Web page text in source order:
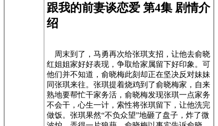
跟我的前妻谈恋爱 第4集 剧情介
绍
周末到了，马勇再次给张琪支招，让他去俞晓
红姐姐家好好表现，争取给家属留下好印象。可
他们并不知道，俞晓梅此刻却正在坚决反对妹妹
同张琪来往。张琪提着烧鸡到了俞晓梅家，自来
熟地要帮忙干家务活，俞晓梅发现张琪一点家务
不会干，心生一计，索性将张琪留下，让他洗完
做饭。张琪果然“不负众望”地砸了盘子，炸了微